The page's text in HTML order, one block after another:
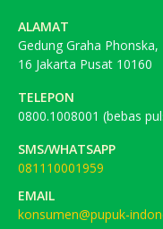
ALAMAT
Gedung Graha
16 Jakarta Pusat 10160
TELEPON
0800.1008001 (bebas
SMS/WHATSAPP
081110001959
EMAIL
konsumen@pupuk-